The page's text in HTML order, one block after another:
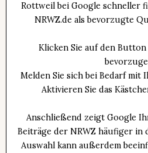
Rottweil bei Google schneller
NRWZ.de als bevorzugte
Klicken Sie auf den Button
Melden Sie sich bei Bedarf mit
Aktivieren Sie das
Anschließend zeigt Google
Beiträge der NRWZ häufiger in
Auswahl kann außerdem